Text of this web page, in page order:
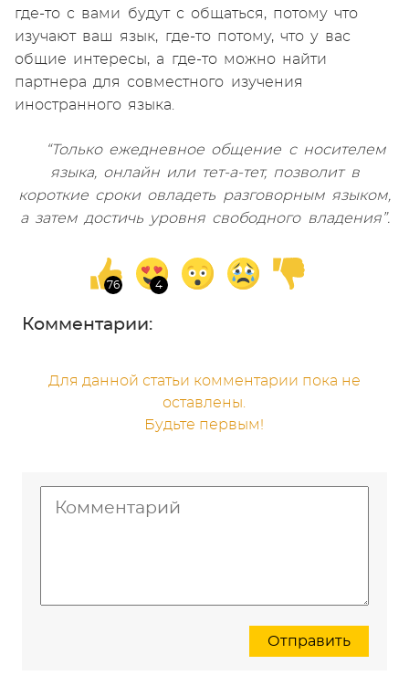
где-то с вами будут с общаться, потому что
изучают ваш язык, где-то потому, что у вас
общие интересы, а где-то можно найти
партнера для совместного изучения
иностранного языка.
“Только ежедневное общение с носителем
языка, онлайн или тет-а-тет, позволит в
короткие сроки овладеть разговорным языком,
а затем достичь уровня свободного владения”.
Комментарии:
Для данной статьи комментарии пока не
оставлены.
Будьте первым!
Отправить